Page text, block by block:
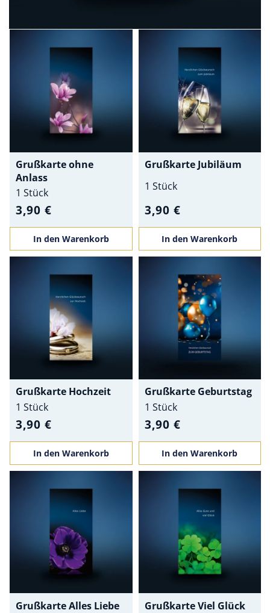
Grußkarte ohne
Anlass
1 Stück
3,90 €
In den Warenkorb
Grußkarte Jubiläum
1 Stück
3,90 €
In den Warenkorb
Grußkarte Hochzeit
1 Stück
3,90 €
In den Warenkorb
Grußkarte Geburtstag
1 Stück
3,90 €
In den Warenkorb
Grußkarte Alles Liebe
Grußkarte Viel Glück